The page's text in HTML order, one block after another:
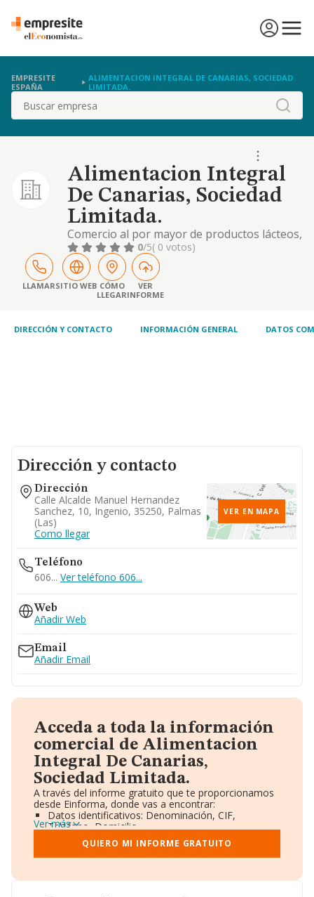
EMPRESITE
ESPAÑA
ALIMENTACION INTEGRAL DE CANARIAS, SOCIEDAD
LIMITADA.
Buscar
Alimentacion Integral
De Canarias, Sociedad
Limitada.
Comercio al por mayor de productos lácteos,
huevos, aceites y grasas comestibles.
comercio al por mayor de pescados y
mariscos y otros productos alimenticios.
comercial al por mayor de cualquier
producto de alimentación. comercio al por
0/5( 0 votos)
LLAMARSITIO WEB CÓMO
LLEGAR
VER
INFORME
DIRECCIÓN Y CONTACTO INFORMACIÓN GENERAL DATOS
Dirección y contacto
Dirección
Calle Alcalde Manuel Hernandez
Sanchez, 10, Ingenio, 35250, Palmas
(las)
Como llegar
VER EN MAPA
Teléfono
606... Ver teléfono 606...
Web
Añadir Web
Email
Añadir Email
Acceda a toda la información
comercial de Alimentacion
Integral De Canarias,
Sociedad Limitada.
A través del informe gratuito que te proporcionamos
desde Einforma, donde vas a encontrar:
Datos identificativos: Denominación, CIF,
Teléfono, Domicilio.
Informe Mercantil Completo (BORME).
Gráficos de Evolución Ventas y Empleados.
Consejo de Administración y Administradores.
Accionistas.
Ver más
QUIERO MI INFORME GRATUITO